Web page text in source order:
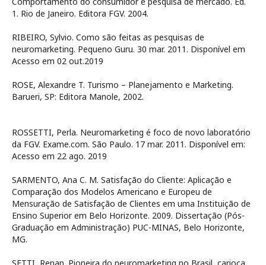
1. Rio de Janeiro. Editora FGV. 2004.
RIBEIRO, Sylvio. Como são feitas as pesquisas de
neuromarketing. Pequeno Guru. 30 mar. 2011. Disponível em
Acesso em 02 out.2019
ROSE, Alexandre T. Turismo – Planejamento e Marketing.
Barueri, SP: Editora Manole, 2002.
ROSSETTI, Perla. Neuromarketing é foco de novo laboratório
da FGV. Exame.com. São Paulo. 17 mar. 2011. Disponível em:
Acesso em 22 ago. 2019
SARMENTO, Ana C. M. Satisfação do Cliente: Aplicação e
Comparação dos Modelos Americano e Europeu de
Mensuração de Satisfação de Clientes em uma Instituição de
Ensino Superior em Belo Horizonte. 2009. Dissertação (Pós-
Graduação em Administração) PUC-MINAS, Belo Horizonte,
MG.